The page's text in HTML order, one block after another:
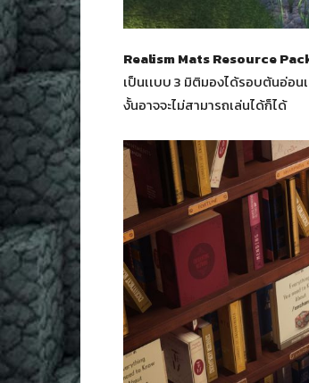
Realism Mats Resource
เป็นเเบบ 3 มิติมองได้รอบต้นอ่อน
งั้นอาจจะไม่สามารถเล่นได้ก็ได้